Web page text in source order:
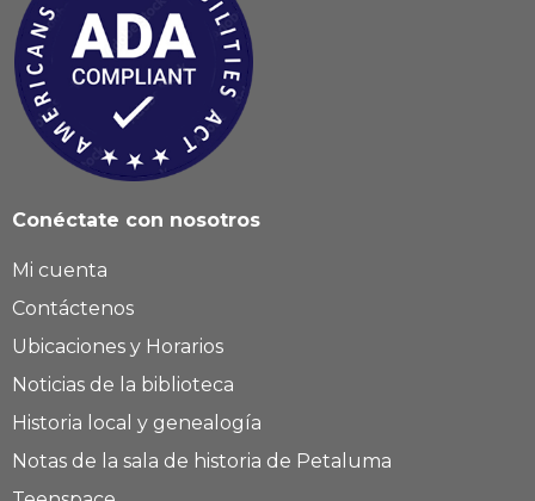
Conéctate con nosotros
Mi cuenta
Contáctenos
Ubicaciones y Horarios
Noticias de la biblioteca
Historia local y genealogía
Notas de la sala de historia de Petaluma